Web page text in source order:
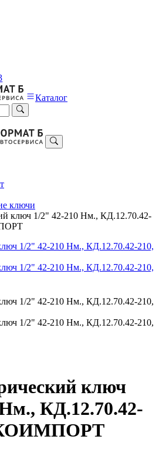
Каталог
ключи
ключ 1/2" 42-210 Нм., КД.12.70.42-
ключ
КД.12.70.42-